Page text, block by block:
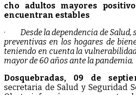
cho adultos mayores
encuentran estables
· Desde la dependencia de
preventivas en los hogares de
teniendo en cuenta la
mayor de 60 años ante la pandemia.
Dosquebradas, 09 de
secretaria de Salud y Seguridad